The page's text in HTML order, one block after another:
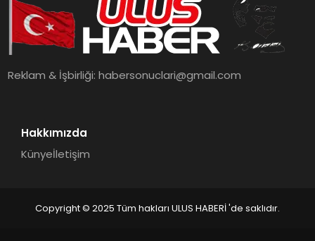
Reklam & İşbirliği:habersonuclari@gmail.com
Hakkımızda
Künyeİletişim
Copyright © 2025 Tüm hakları ULUS HABERİ 'de saklıdır.